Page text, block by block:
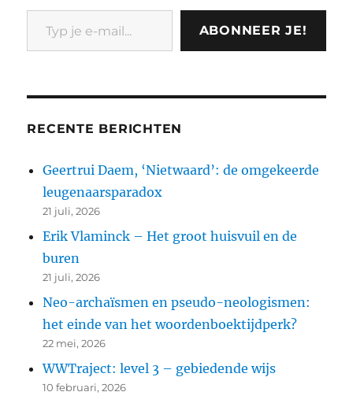
Typ je e-mail...
ABONNEER JE!
RECENTE BERICHTEN
Geertrui Daem, ‘Nietwaard’: de omgekeerde
leugenaarsparadox
21 juli, 2026
Erik Vlaminck – Het groot huisvuil en de
buren
21 juli, 2026
Neo-archaïsmen en pseudo-neologismen:
het einde van het woordenboektijdperk?
22 mei, 2026
WWTraject: level 3 – gebiedende wijs
10 februari, 2026